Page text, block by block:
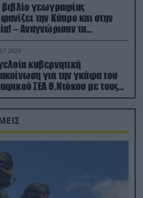
βιβλίο γεωγραφίας
την Κύπρο και στην
– Αναγνώρισαν τα
(φωτο)
κυβερνητική
για την γκάφα του
ΣΕΑ Θ.Ντόκου με τους
φαρσέρ